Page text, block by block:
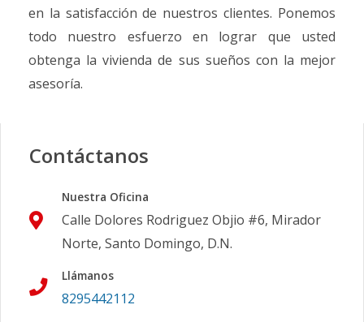
en la satisfacción de nuestros clientes. Ponemos
todo nuestro esfuerzo en lograr que usted
obtenga la vivienda de sus sueños con la mejor
asesoría.
Contáctanos
Nuestra Oficina
Calle Dolores Rodriguez Objio #6, Mirador
Norte, Santo Domingo, D.N.
Llámanos
8295442112